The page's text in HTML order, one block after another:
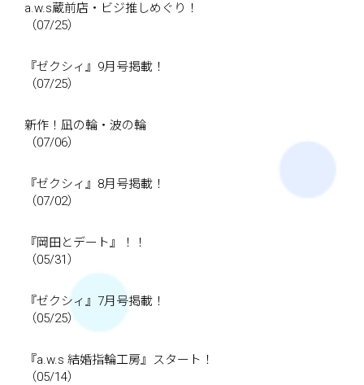
a.w.s蔵前店・ビジ推しめぐり！
（07/25）
『ゼクシィ』9月号掲載！
（07/25）
新作！凪の輪・波の輪
（07/06）
『ゼクシィ』8月号掲載！
（07/02）
『岡田とデート』！！
（05/31）
『ゼクシィ』7月号掲載！
（05/25）
『a.w.s 結婚指輪工房』スタート！
（05/14）